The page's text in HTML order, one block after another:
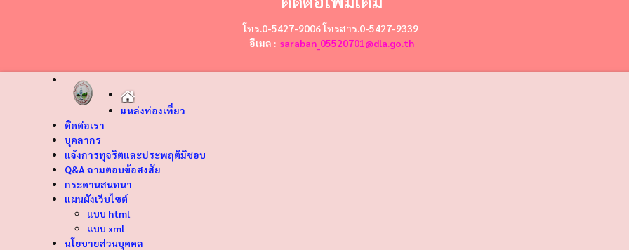
โทร.0-5427-9006 โทรสาร.0-5427-9339
อีเมล :saraban_05520701@dla.go.th
แหล่งท่องเที่ยว
ติดต่อเรา
บุคลากร
แจ้งการทุจริตและประพฤติมิชอบ
Q&A ถามตอบข้อสงสัย
กระดานสนทนา
แผนผังเว็บไซต์
แบบ html
แบบ xml
นโยบายส่วนบุคคล